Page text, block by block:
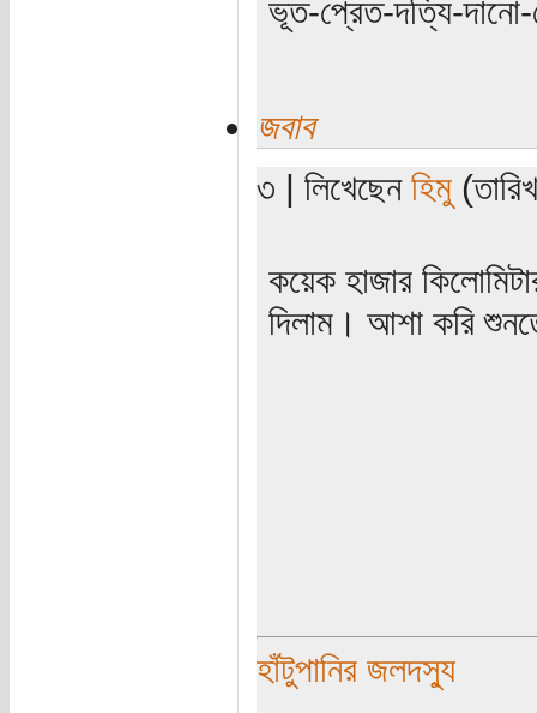
ভূত-প্রেত-দত্যি-দানো-
জবাব
৩ | লিখেছেন হিমু
কয়েক হাজার
দিলাম। আশা করি
হাঁটুপানির জলদস্যু